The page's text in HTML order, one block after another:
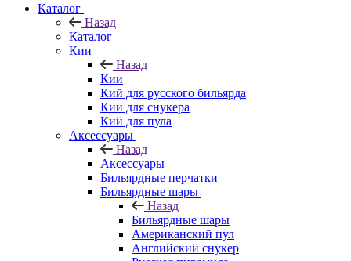
Каталог
Назад
Каталог
Кии
Назад
Кии
Кий для русского бильярда
Кии для снукера
Кий для пула
Аксессуары
Назад
Аксессуары
Бильярдные перчатки
Бильярдные шары
Назад
Бильярдные шары
Американский пул
Английский снукер